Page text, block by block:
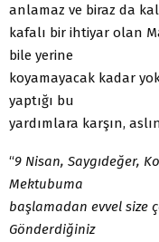
anlamaz ve biraz da
kafalı bir ihtiyar olan
bile yerine
koyamayacak kadar
yaptığı bu
yardımlara karşın,
“9 Nisan, Saygıdeğer,
Mektubuma
başlamadan evvel size
Gönderdiğiniz